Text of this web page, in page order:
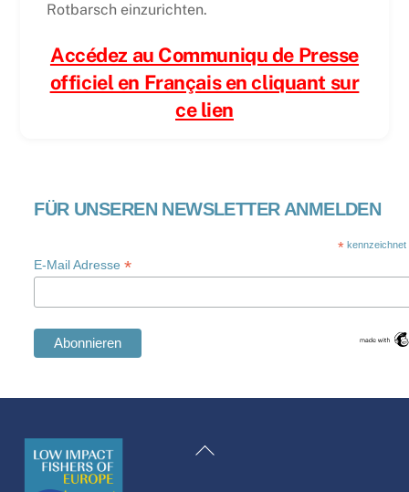
Rotbarsch einzurichten.
Accédez au Communiqu de Presse
officiel en Français en cliquant sur
ce lien
FÜR UNSEREN NEWSLETTER ANMELDEN
*
E-Mail Adresse*
Zurück
Swedish